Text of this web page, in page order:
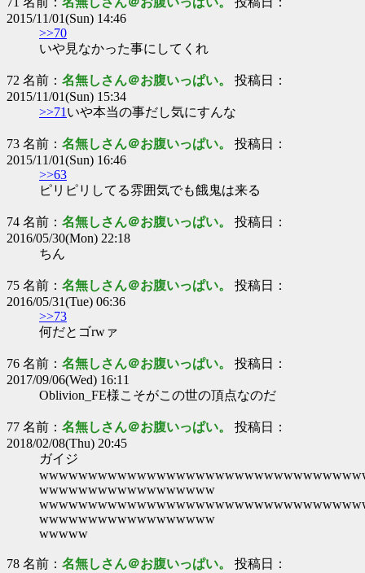
2015/11/01(Sun) 14:46
>>70
いや見なかった事にしてくれ
72 名前： 名無しさん＠お腹いっぱい。 投稿日：
2015/11/01(Sun) 15:34
>>71 いや本当の事だし気にすんな
73 名前： 名無しさん＠お腹いっぱい。 投稿日：
2015/11/01(Sun) 16:46
>>63
ピリピリしてる雰囲気でも餓鬼は来る
74 名前： 名無しさん＠お腹いっぱい。 投稿日：
2016/05/30(Mon) 22:18
ちん
75 名前： 名無しさん＠お腹いっぱい。 投稿日：
2016/05/31(Tue) 06:36
>>73
何だとゴrwァ
76 名前： 名無しさん＠お腹いっぱい。 投稿日：
2017/09/06(Wed) 16:11
Oblivion_FE様こそがこの世の頂点なのだ
77 名前： 名無しさん＠お腹いっぱい。 投稿日：
2018/02/08(Thu) 20:45
ガイジ
wwwwwwwwwwwwwwwwww
wwwwwwwwwwwwwwwwww
wwwww
78 名前： 名無しさん＠お腹いっぱい。 投稿日：